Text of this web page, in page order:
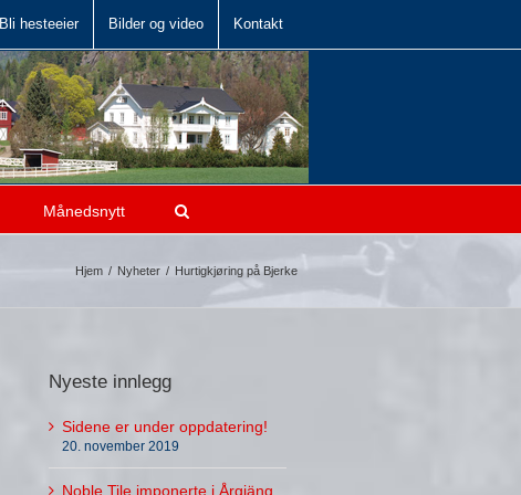
Bli hesteeier Bilder og video Kontakt
Månedsnytt
Hjem / Nyheter / Hurtigkjøring på Bjerke
Nyeste innlegg
Sidene er under oppdatering!
20. november 2019
Noble Tile imponerte i Årgjäng